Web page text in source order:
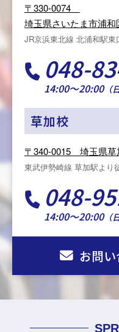
〒330-0074
埼玉県さいたま市浦和
JR京浜東北線 北浦和駅東
048-
14:00～20:00（
草加校
〒340-0015 埼玉県草
東武伊勢崎線 草加駅より
048-
14:00～20:00（
お問